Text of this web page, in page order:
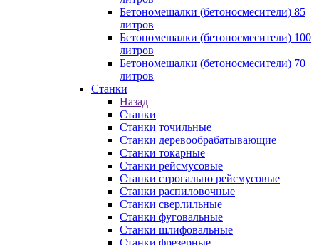
Бетономешалки (бетоносмесители) 85
литров
Бетономешалки (бетоносмесители) 100
литров
Бетономешалки (бетоносмесители) 70
литров
Станки
Назад
Станки
Станки точильные
Станки деревообрабатывающие
Станки токарные
Станки рейсмусовые
Станки строгально рейсмусовые
Станки распиловочные
Станки сверлильные
Станки фуговальные
Станки шлифовальные
Станки фрезерные